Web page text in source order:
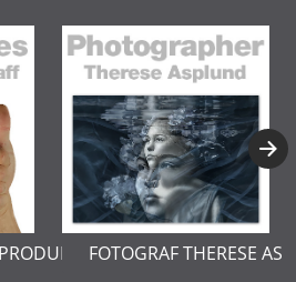
LÄR DIG MER OM